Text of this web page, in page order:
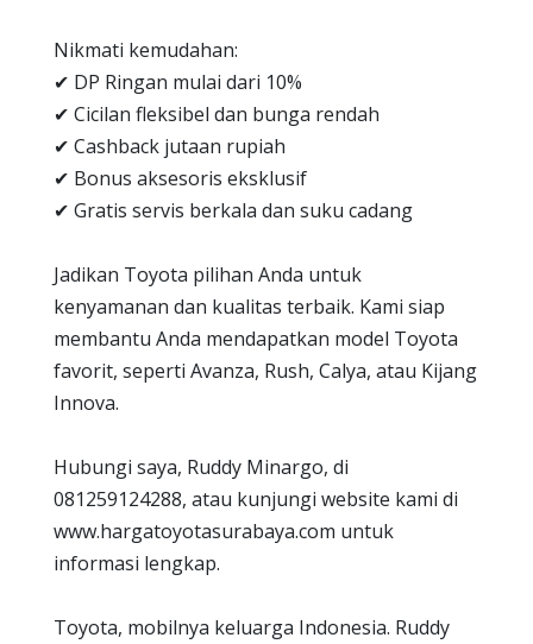
Nikmati kemudahan:
✔ DP Ringan mulai dari 10%
✔ Cicilan fleksibel dan bunga rendah
✔ Cashback jutaan rupiah
✔ Bonus aksesoris eksklusif
✔ Gratis servis berkala dan suku cadang
Jadikan Toyota pilihan Anda untuk
kenyamanan dan kualitas terbaik. Kami siap
membantu Anda mendapatkan model Toyota
favorit, seperti Avanza, Rush, Calya, atau Kijang
Innova.
Hubungi saya, Ruddy Minargo, di
081259124288, atau kunjungi website kami di
www.hargatoyotasurabaya.com untuk
informasi lengkap.
Toyota, mobilnya keluarga Indonesia. Ruddy